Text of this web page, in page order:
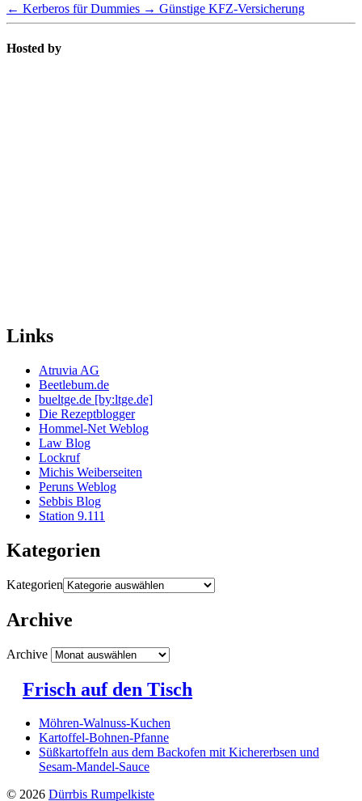
← Kerberos für Dummies → Günstige KFZ-Versicherung
Hosted by
Links
Atruvia AG
Beetlebum.de
bueltge.de [by:ltge.de]
Die Rezeptblogger
Hommel-Net Weblog
Law Blog
Lockruf
Michis Weiberseiten
Peruns Weblog
Sebbis Blog
Station 9.111
Kategorien
Kategorien
Archive
Archive
Frisch auf den Tisch
Möhren-Walnuss-Kuchen
Kartoffel-Bohnen-Pfanne
Süßkartoffeln aus dem Backofen mit Kichererbsen und
Sesam-Mandel-Sauce
© 2026 Dürrbis Rumpelkiste